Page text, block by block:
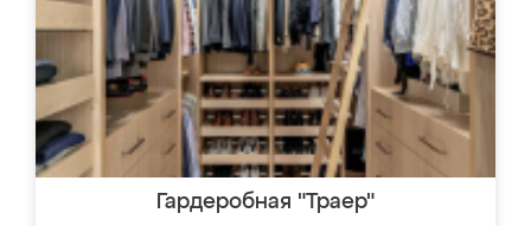
Гардеробная "Траер"